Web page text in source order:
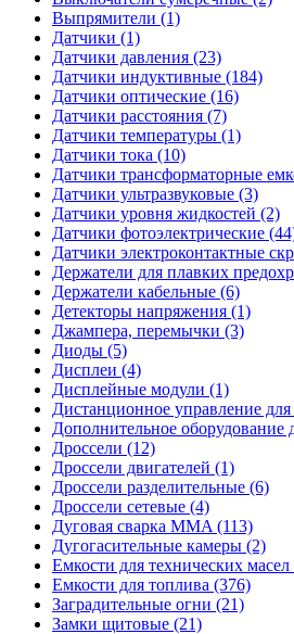
Выпрямители (1)
Датчики (1)
Датчики давления (23)
Датчики индуктивные (184)
Датчики оптические (16)
Датчики расстояния (7)
Датчики температуры (1)
Датчики тока (10)
Датчики трансформаторные
Датчики ультразвуковые (3)
Датчики уровня жидкостей (2)
Датчики фотоэлектрические
Датчики электроконтактные
Держатели для плавких
Держатели кабельные (6)
Детекторы напряжения (1)
Джампера, перемычки (3)
Диоды (5)
Дисплеи (4)
Дисплейные модули (1)
Дистанционное управление для
Дополнительное оборудование
Дроссели (12)
Дроссели двигателей (1)
Дроссели разделительные (6)
Дроссели сетевые (4)
Дуговая сварка MMA (113)
Дугогасительные камеры (2)
Емкости для технических масел
Емкости для топлива (376)
Заградительные огни (21)
Замки щитовые (21)